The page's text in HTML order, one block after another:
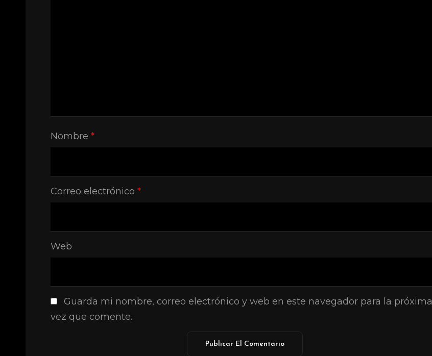
Nombre *
Correo electrónico *
Web
Guarda mi nombre, correo electrónico y web en este navegador para la próxima
vez que comente.